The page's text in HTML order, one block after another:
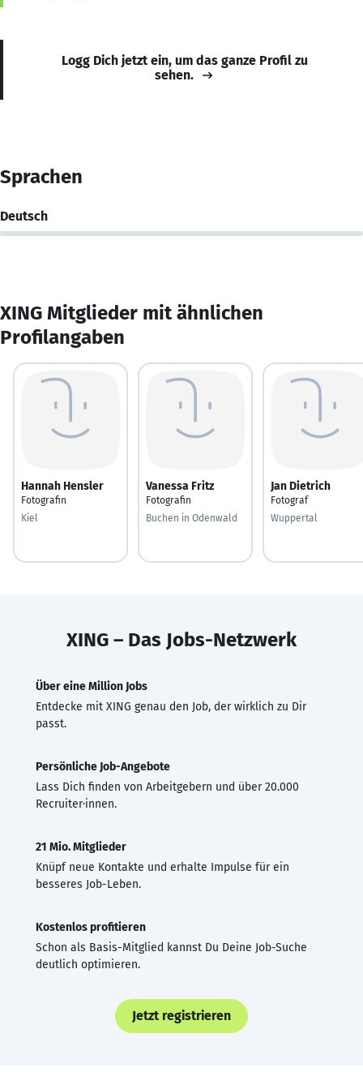
Logg Dich jetzt ein, um das ganze Profil zu
sehen.
Sprachen
Deutsch
XING Mitglieder mit ähnlichen
Profilangaben
Hannah Hensler
Fotografin
Kiel
Vanessa Fritz
Fotografin
Buchen in Odenwald
Jan Dietrich
Fotograf
Wuppertal
XING – Das Jobs-Netzwerk
Über eine Million Jobs
Entdecke mit XING genau den Job, der wirklich zu Dir
passt.
Persönliche Job-Angebote
Lass Dich finden von Arbeitgebern und über 20.000
Recruiter·innen.
21 Mio. Mitglieder
Knüpf neue Kontakte und erhalte Impulse für ein
besseres Job-Leben.
Kostenlos profitieren
Schon als Basis-Mitglied kannst Du Deine Job-Suche
deutlich optimieren.
Jetzt registrieren